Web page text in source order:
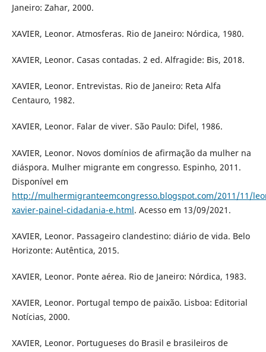
Janeiro: Zahar, 2000.
XAVIER, Leonor. Atmosferas. Rio de Janeiro: Nórdica, 1980.
XAVIER, Leonor. Casas contadas. 2 ed. Alfragide: Bis, 2018.
XAVIER, Leonor. Entrevistas. Rio de Janeiro: Reta Alfa
Centauro, 1982.
XAVIER, Leonor. Falar de viver. São Paulo: Difel, 1986.
XAVIER, Leonor. Novos domínios de afirmação da mulher na
diáspora. Mulher migrante em congresso. Espinho, 2011.
Disponível em
http://mulhermigranteemcongresso.blogspot.com/2011/11/
xavier-painel-cidadania-e.html. Acesso em 13/09/2021.
XAVIER, Leonor. Passageiro clandestino: diário de vida. Belo
Horizonte: Autêntica, 2015.
XAVIER, Leonor. Ponte aérea. Rio de Janeiro: Nórdica, 1983.
XAVIER, Leonor. Portugal tempo de paixão. Lisboa: Editorial
Notícias, 2000.
XAVIER, Leonor. Portugueses do Brasil e brasileiros de